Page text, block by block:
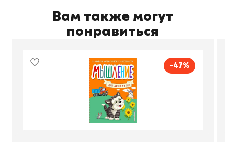
Вам также могут
понравиться
-47%